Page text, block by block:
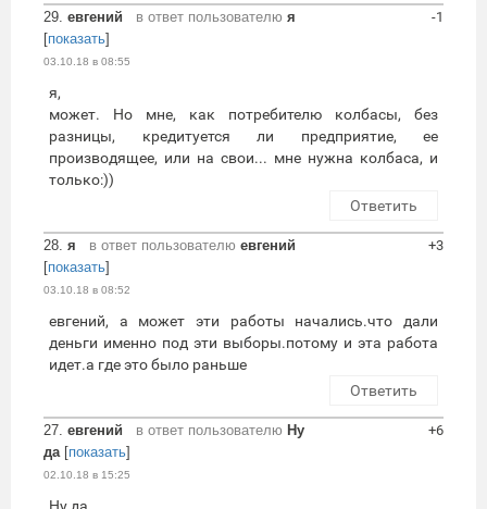
29. евгений в ответ пользователю я
[показать]
03.10.18 в 08:55
-1
я,
может. Но мне, как потребителю колбасы, без
разницы, кредитуется ли предприятие, ее
производящее, или на свои... мне нужна колбаса, и
только:))
Ответить
28. я в ответ пользователю евгений
[показать]
03.10.18 в 08:52
+3
евгений, а может эти работы начались.что дали
деньги именно под эти выборы.потому и эта работа
идет.а где это было раньше
Ответить
27. евгений в ответ пользователю Ну
да[показать]
02.10.18 в 15:25
+6